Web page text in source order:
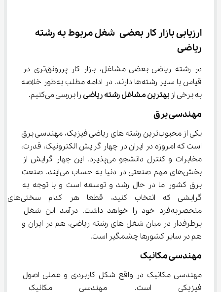
ارزیابی بازار کار بعضی شغل مربوط به رشته
ریاضی
در رشته ریاضی بعضی مشاغل، بازار کار پررونق‌تری در
قیاس با سایر رشته‌ها دارند. در ادامه مطلب به‌طور خلاصه
به برخی از بهترین مشاغل رشته ریاضی را بررسی می‌کنیم.
مهندسی برق
یکی از محبوب‌ترین رشته ‌های ریاضی فیزیک، مهندسی برق
است که امروزه در ایران در چهار گرایش الکترونیک، قدرت،
مخابرات و کنترل دانشجو می‌پذیرد. این چهار گرایش از
بخش‌های مهم صنعتی در دنیا به حساب می‌آیند. صنعت
برق کشور ما در حال رشد و توسعه است و با توجه به
گرایشی که انتخاب کنید، قطعا هر کدام سختی‌های
منحصر‌به‌فرد خود را خواهد داشت. درآمد این شغل
پرطرفدار در میان شغل‌ های رشته ریاضی، هم در ایران و
هم در سایر کشورها چشمگیر است.
مهندسی مکانیک
مهندسی مکانیک در واقع شکل کاربردی و عملی اصول
فیزیکی است. مهندسی